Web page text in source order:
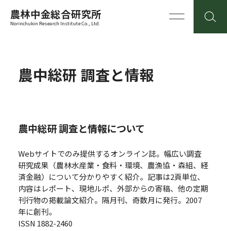
農林中金総合研究所
Norinchukin Research Institute Co., Ltd.
農中総研 調査と情報
農中総研 調査と情報について
Webサイトでのみ提供するオンライン誌。幅広い調査
研究成果（農林水産業・食料・環境、農漁協・森組、経
済金融）について分かりやすく紹介。記事は2頁単位、
内容はレポート、現地ルポ、外部からの寄稿、他の定期
刊行物の掲載論文紹介。隔月刊、奇数月に発行。2007
年に創刊。
ISSN 1882-2460